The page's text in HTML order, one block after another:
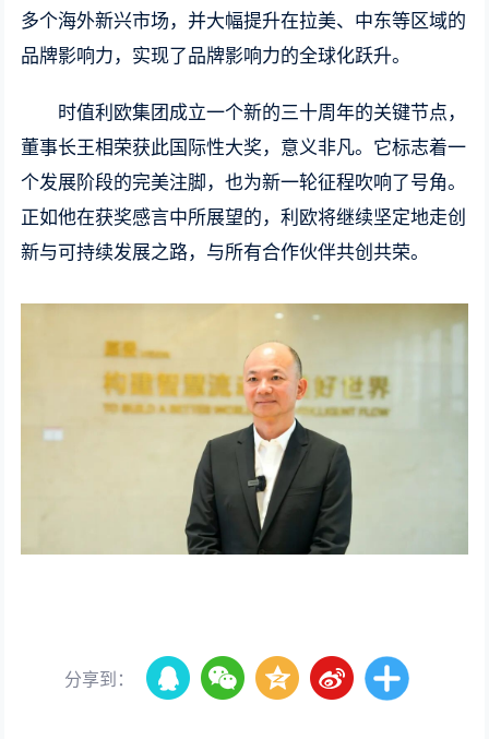
多个海外新兴市场，并大幅提升在拉美、中东等区域的
品牌影响力，实现了品牌影响力的全球化跃升。
时值利欧集团成立一个新的三十周年的关键节点，
董事长王相荣获此国际性大奖，意义非凡。它标志着一
个发展阶段的完美注脚，也为新一轮征程吹响了号角。
正如他在获奖感言中所展望的，利欧将继续坚定地走创
新与可持续发展之路，与所有合作伙伴共创共荣。
分享到：